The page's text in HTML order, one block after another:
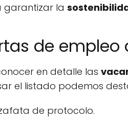
garantizar la
de empleo
en detalle las
el listado podemos
de protocolo.